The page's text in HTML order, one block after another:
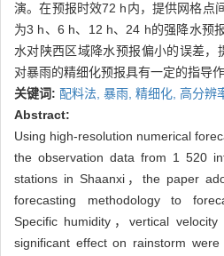
演。在预报时效72 h内，提供网格点
为3 h、6 h、12 h、24 h的强降水预
水对陕西区域降水预报偏小的误差，
对暴雨的精细化预报具有一定的指导作
关键词: 配料法, 暴雨, 精细化, 高分辨
Abstract:
Using high-resolution numerical
the observation data from 1 520
stations in Shaanxi，the paper
forecasting methodology to
Specific humidity，vertical
significant effect on rainstorm